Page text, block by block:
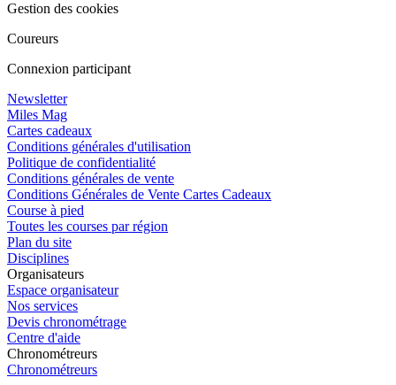
Gestion des cookies
Coureurs
Connexion participant
Newsletter
Miles Mag
Cartes cadeaux
Conditions générales d'utilisation
Politique de confidentialité
Conditions générales de vente
Conditions Générales de Vente Cartes Cadeaux
Course à pied
Toutes les courses par région
Plan du site
Disciplines
Organisateurs
Espace organisateur
Nos services
Devis chronométrage
Centre d'aide
Chronométreurs
Chronométreurs